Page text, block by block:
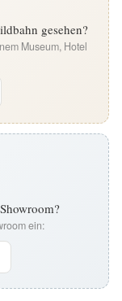
gesehen?
Museum, Hotel
ein: